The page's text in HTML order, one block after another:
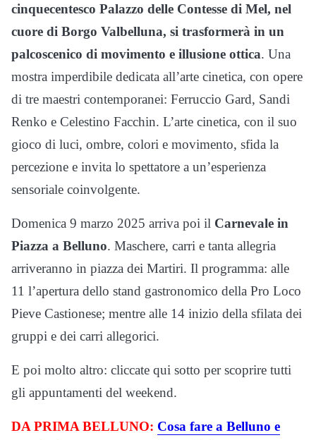
cinquecentesco Palazzo delle Contesse di Mel, nel
cuore di Borgo Valbelluna, si trasformerà in un
palcoscenico di movimento e illusione ottica. Una
mostra imperdibile dedicata all’arte cinetica, con opere
di tre maestri contemporanei: Ferruccio Gard, Sandi
Renko e Celestino Facchin. L’arte cinetica, con il suo
gioco di luci, ombre, colori e movimento, sfida la
percezione e invita lo spettatore a un’esperienza
sensoriale coinvolgente.
Domenica 9 marzo 2025 arriva poi il Carnevale in
Piazza a Belluno. Maschere, carri e tanta allegria
arriveranno in piazza dei Martiri. Il programma: alle
11 l’apertura dello stand gastronomico della Pro Loco
Pieve Castionese; mentre alle 14 inizio della sfilata dei
gruppi e dei carri allegorici.
E poi molto altro: cliccate qui sotto per scoprire tutti
gli appuntamenti del weekend.
DA PRIMA BELLUNO: Cosa fare a Belluno e